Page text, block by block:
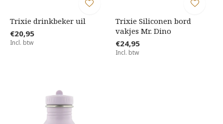
Trixie drinkbeker uil
€20,95
Incl. btw
Trixie Siliconen bord
vakjes Mr. Dino
€24,95
Incl. btw